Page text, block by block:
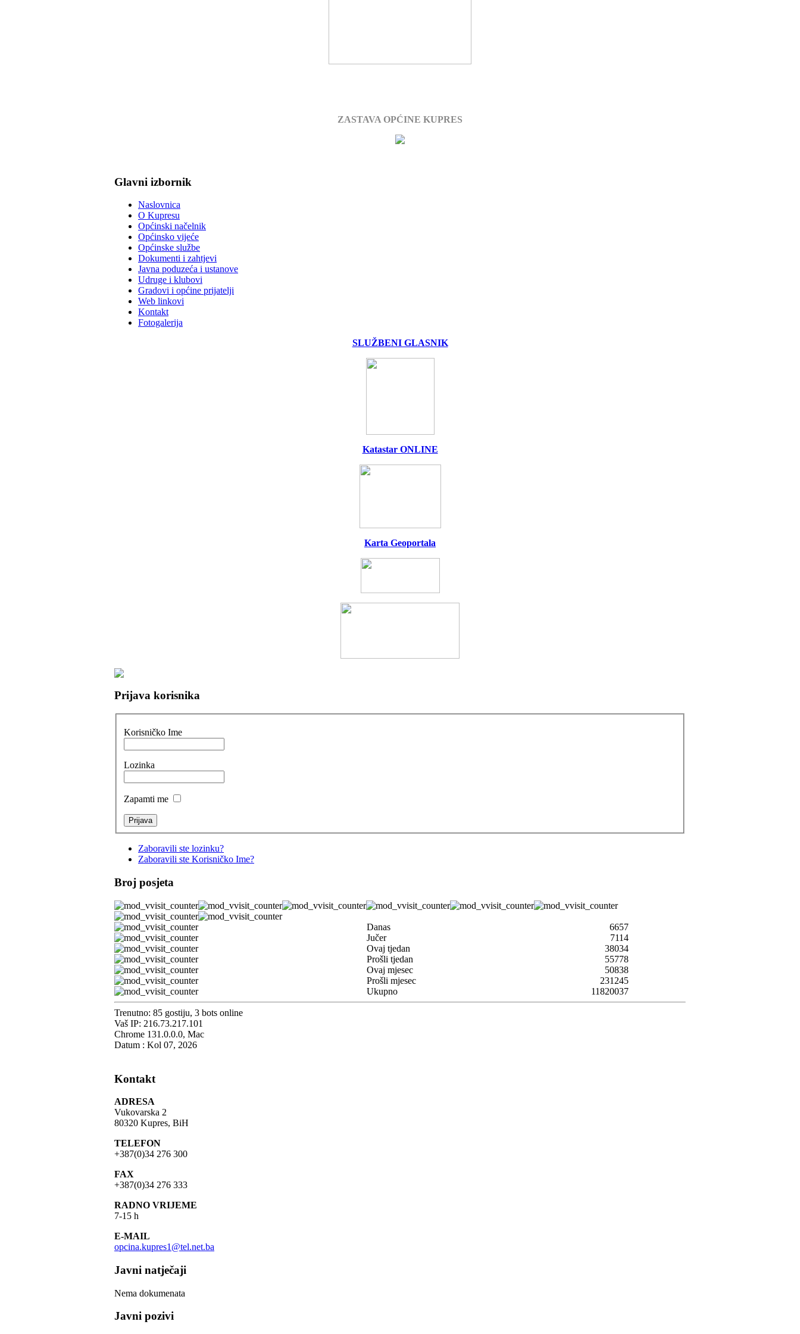
ZASTAVA OPĆINE KUPRES
Glavni izbornik
Naslovnica
O Kupresu
Općinski načelnik
Općinsko vijeće
Općinske službe
Dokumenti i zahtjevi
Javna poduzeća i ustanove
Udruge i klubovi
Gradovi i općine prijatelji
Web linkovi
Kontakt
Fotogalerija
SLUŽBENI GLASNIK
Katastar ONLINE
Karta Geoportala
Prijava korisnika
Korisničko Ime
Lozinka
Zapamti me
Zaboravili ste lozinku?
Zaboravili ste Korisničko Ime?
Broj posjeta
Danas
6657
Jučer
7114
Ovaj tjedan
38034
Prošli tjedan
55778
Ovaj mjesec
50838
Prošli mjesec
231245
Ukupno
11820037
Trenutno: 85 gostiju, 3 bots online
Vaš IP: 216.73.217.101
Chrome 131.0.0.0, Mac
Datum : Kol 07, 2026
Kontakt
ADRESA
Vukovarska 2
80320 Kupres, BiH
TELEFON
+387(0)34 276 300
FAX
+387(0)34 276 333
RADNO VRIJEME
7-15 h
E-MAIL
opcina.kupres1@tel.net.ba
Javni natječaji
Nema dokumenata
Javni pozivi